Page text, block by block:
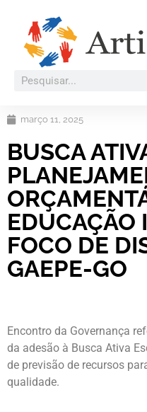
março 11, 2025
BUSCA
EDUCAÇÃO
FOCO DE
GAEPE-GO
Encontro da Governança
da adesão à Busca Ativa
de previsão de recursos
qualidade.